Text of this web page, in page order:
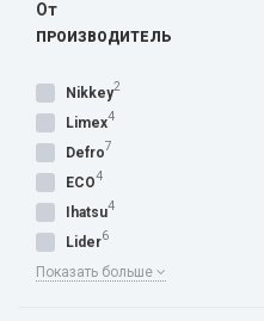
От
ПРОИЗВОДИТЕЛЬ
Nikkey2
Limex4
Defro7
ECO4
Ihatsu4
Lider6
Показать больше